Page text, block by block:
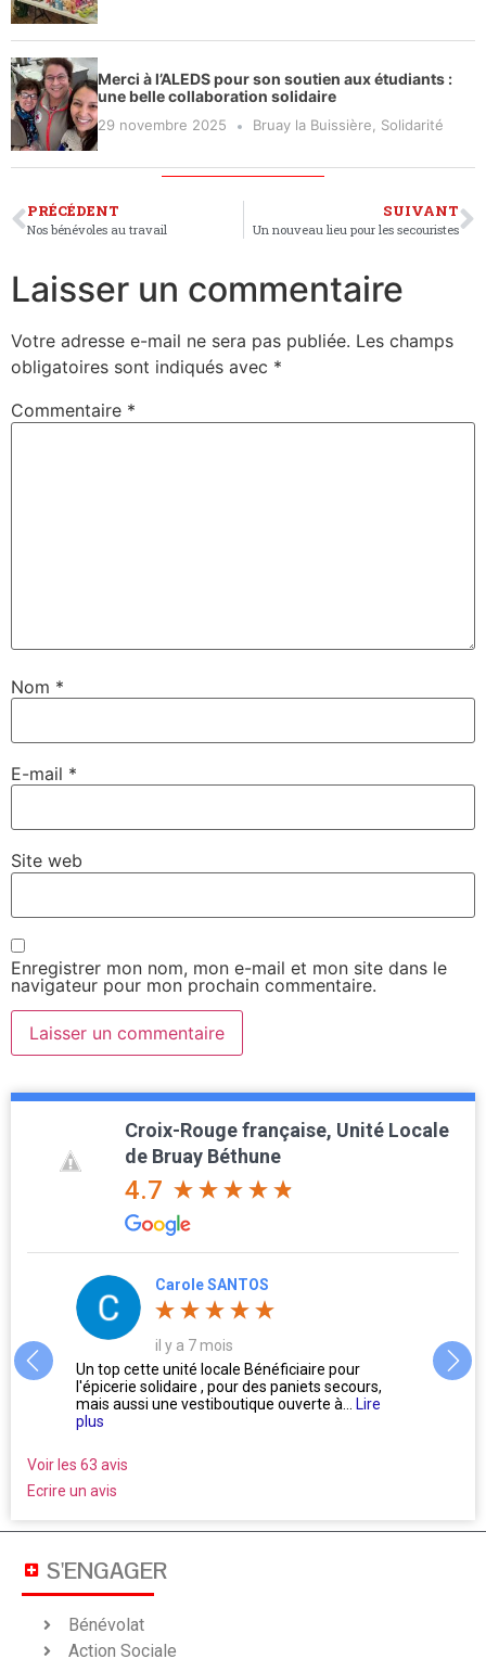
Merci à l’ALEDS pour son soutien aux étudiants :
une belle collaboration solidaire
29 novembre 2025 Bruay la Buissière Solidarité
PRÉCÉDENT
Nos bénévoles au travail
SUIVANT
Un nouveau lieu pour les secouristes
Laisser un commentaire
Votre adresse e-mail ne sera pas publiée. Les champs
obligatoires sont indiqués avec *
Commentaire *
Nom *
E-mail *
Site web
Enregistrer mon nom, mon e-mail et mon site dans le
navigateur pour mon prochain commentaire.
Croix-Rouge française, Unité Locale
de Bruay Béthune
4.7
Carole SANTOS
il y a 7 mois
Un top cette unité locale Bénéficiaire pour
l'épicerie solidaire , pour des paniets secours,
mais aussi une vestiboutique ouverte à...
Lire
plus
Voir les 63 avis
Ecrire un avis
S'ENGAGER
Bénévolat
Action Sociale